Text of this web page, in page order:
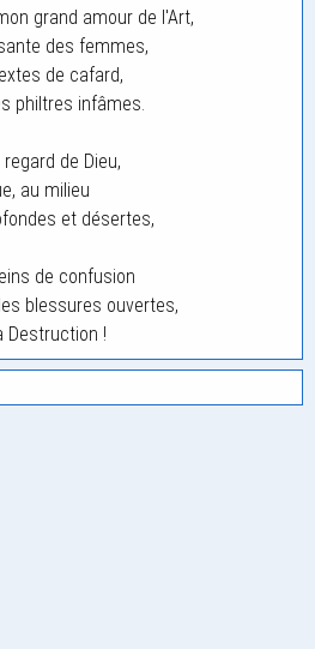
grand amour de l'Art,
des femmes,
de cafard,
philtres infâmes.
de Dieu,
au milieu
et désertes,
de confusion
blessures ouvertes,
Destruction !